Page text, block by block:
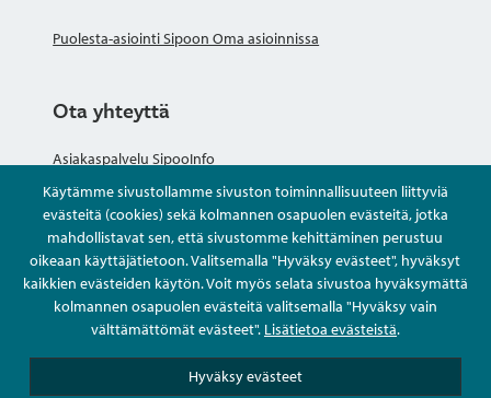
Käytämme sivustollamme sivuston toiminnallisuuteen liittyviä
evästeitä (cookies) sekä kolmannen osapuolen evästeitä, jotka
mahdollistavat sen, että sivustomme kehittäminen perustuu
oikeaan käyttäjätietoon. Valitsemalla "Hyväksy evästeet", hyväksyt
kaikkien evästeiden käytön. Voit myös selata sivustoa hyväksymättä
kolmannen osapuolen evästeitä valitsemalla "Hyväksy vain
välttämättömät evästeet". Lisätietoa evästeistä.
Hyväksy evästeet
Puolesta-asiointi Sipoon Oma asioinnissa
Ota yhteyttä
Asiakaspalvelu SipooInfo
Anna palautetta nimettömästi
Kysy tai asioi
Yhteystiedot